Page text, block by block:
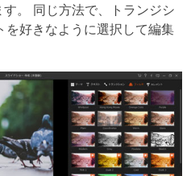
。 同じ方法で、トランジシ
を好きなように選択して編集